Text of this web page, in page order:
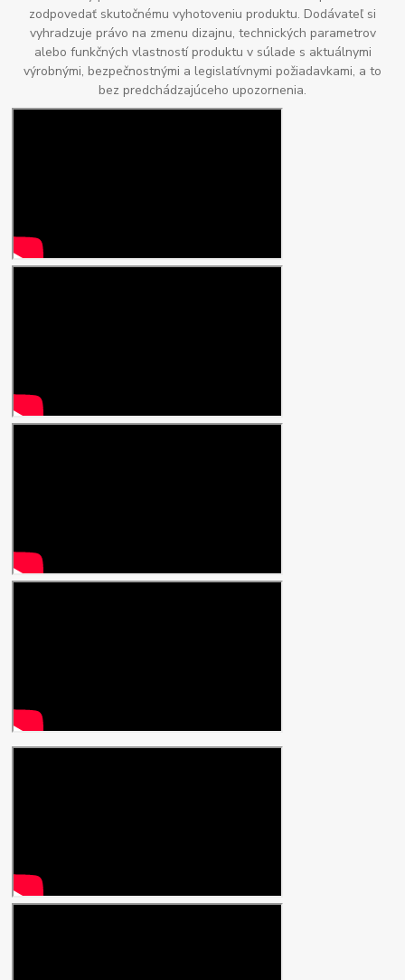
zodpovedať skutočnému vyhotoveniu produktu. Dodávateľ si
vyhradzuje právo na zmenu dizajnu, technických parametrov
alebo funkčných vlastností produktu v súlade s aktuálnymi
výrobnými, bezpečnostnými a legislatívnymi požiadavkami, a to
bez predchádzajúceho upozornenia.